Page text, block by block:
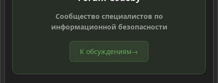
Сообщество специалистов по
информационной безопасности
К обсуждениям→